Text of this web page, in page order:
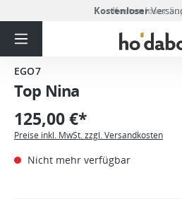
Kostenloser
EGO7
Top Nina
125,00 €*
Preise inkl. MwSt. zzgl. Versandkosten
Nicht mehr verfügbar